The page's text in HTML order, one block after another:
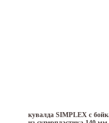
кувалда SIMPLEX с